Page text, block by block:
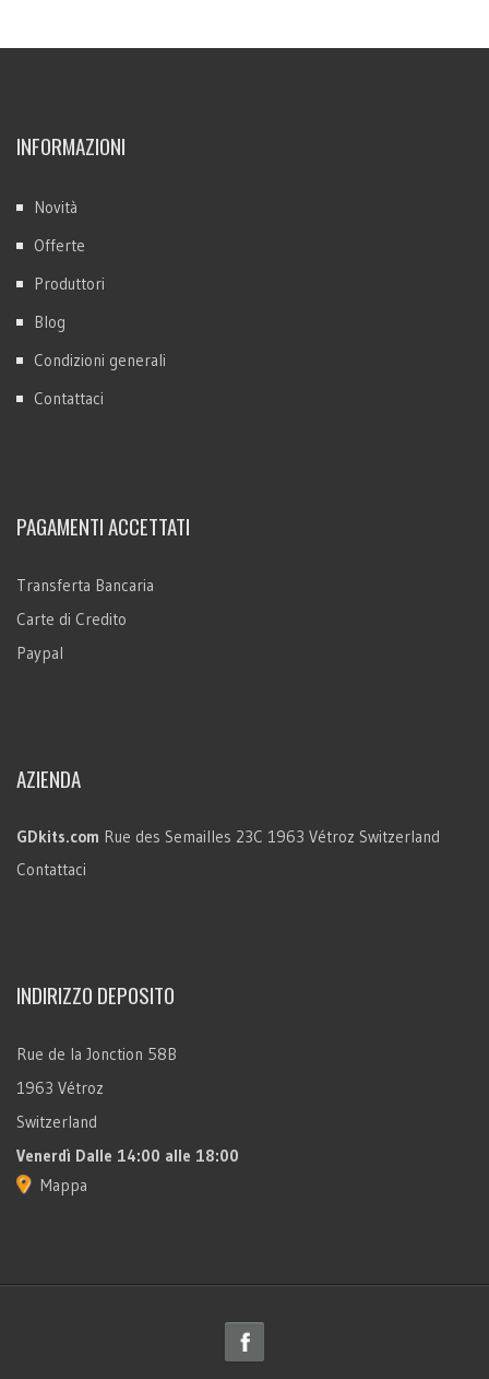
INFORMAZIONI
Novità
Offerte
Produttori
Blog
Condizioni generali
Contattaci
PAGAMENTI ACCETTATI
Transferta Bancaria
Carte di Credito
Paypal
AZIENDA
GDkits.com Rue des Semailles 23C 1963 Vétroz Switzerland
Contattaci
INDIRIZZO DEPOSITO
Rue de la Jonction 58B
1963 Vétroz
Switzerland
Venerdì Dalle 14:00 alle 18:00
Mappa